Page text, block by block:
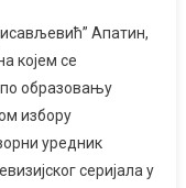
Апатин,
којем се
образовању
избору
уредник
серијала у